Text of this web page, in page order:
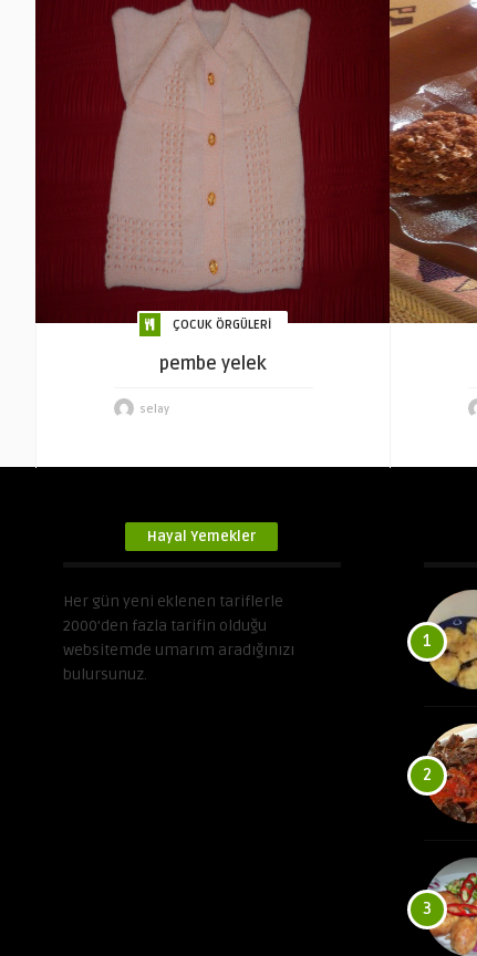
ÇOCUK ÖRGÜLERİ
pembe yelek
selay
Hayal Yemekler
Her gün yeni eklenen tariflerle
2000’den fazla tarifin olduğu
websitemde umarım aradığınızı
bulursunuz.
1
2
3